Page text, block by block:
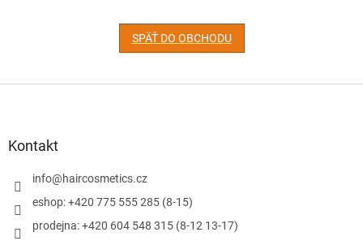
SPÄŤ DO OBCHODU
Kontakt
info@haircosmetics.cz
eshop: +420 775 555 285 (8-15)
prodejna: +420 604 548 315 (8-12 13-17)